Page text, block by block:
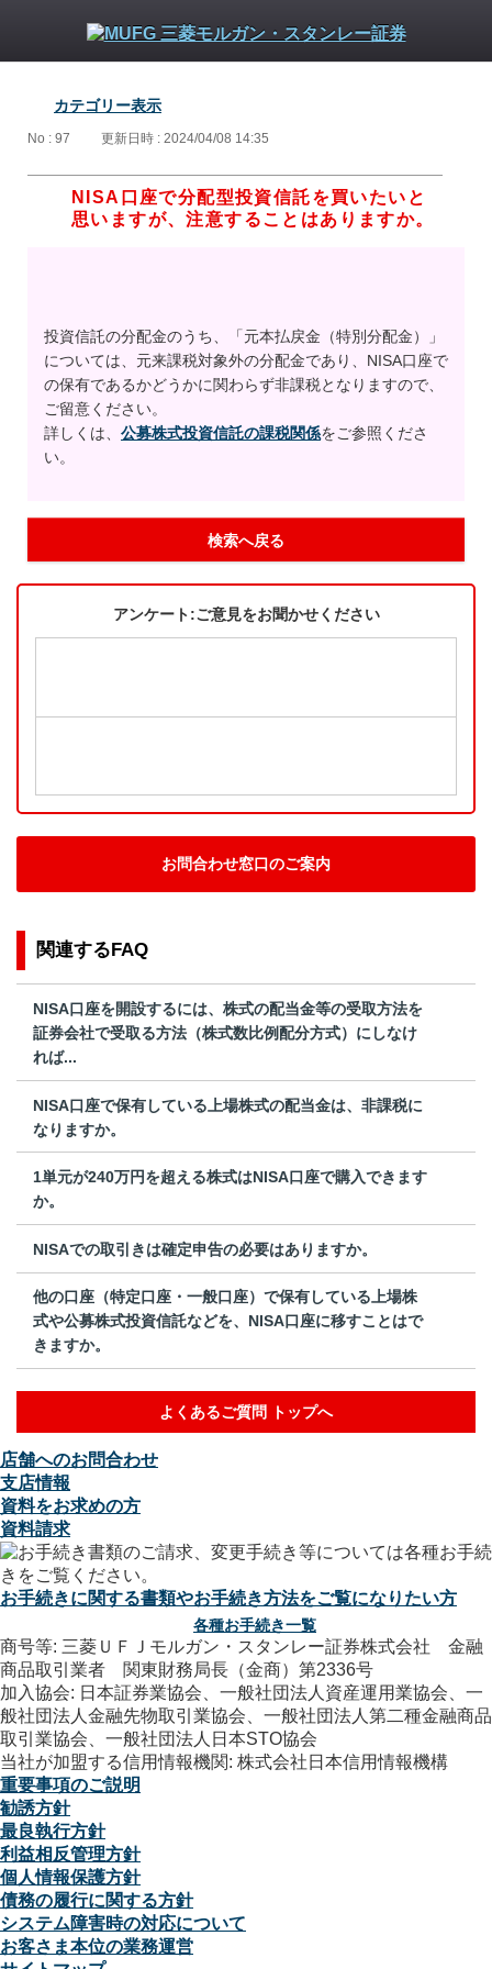
カテゴリー表示
No : 97 更新日時 : 2024/04/08 14:35
NISA口座で分配型投資信託を買いたいと
思いますが、注意することはありますか。
投資信託の分配金のうち、「元本払戻金（特別分配金）」
については、元来課税対象外の分配金であり、NISA口座で
の保有であるかどうかに関わらず非課税となりますので、
ご留意ください。
詳しくは、 公募株式投資信託の課税関係をご参照くださ
い。
検索へ戻る
アンケート:ご意見をお聞かせください
お問合わせ窓口のご案内
関連するFAQ
NISA口座を開設するには、株式の配当金等の受取方法を
証券会社で受取る方法（株式数比例配分方式）にしなけ
れば...
NISA口座で保有している上場株式の配当金は、非課税に
なりますか。
1単元が240万円を超える株式はNISA口座で購入できます
か。
NISAでの取引きは確定申告の必要はありますか。
他の口座（特定口座・一般口座）で保有している上場株
式や公募株式投資信託などを、NISA口座に移すことはで
きますか。
よくあるご質問 トップへ
店舗へのお問合わせ
支店情報
資料をお求めの方
資料請求
お手続きに関する書類やお手続き方法をご覧になりたい方
各種お手続き一覧
商号等: 三菱ＵＦＪモルガン・スタンレー証券株式会社 金融
商品取引業者 関東財務局長（金商）第2336号
加入協会: 日本証券業協会、一般社団法人資産運用業協会、一
般社団法人金融先物取引業協会、一般社団法人第二種金融商品
取引業協会、一般社団法人日本STO協会
当社が加盟する信用情報機関: 株式会社日本信用情報機構
重要事項のご説明
勧誘方針
最良執行方針
利益相反管理方針
個人情報保護方針
債務の履行に関する方針
システム障害時の対応について
お客さま本位の業務運営